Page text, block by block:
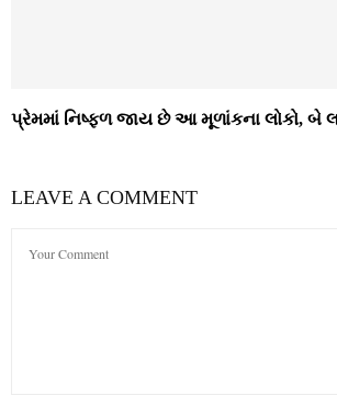
પ્રેમમાં નિષ્ફળ જાય છે આ મૂળાંકના લોકો, બે
LEAVE A COMMENT